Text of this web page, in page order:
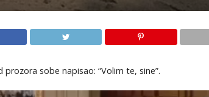
sobe napisao: “Volim te, sine”.